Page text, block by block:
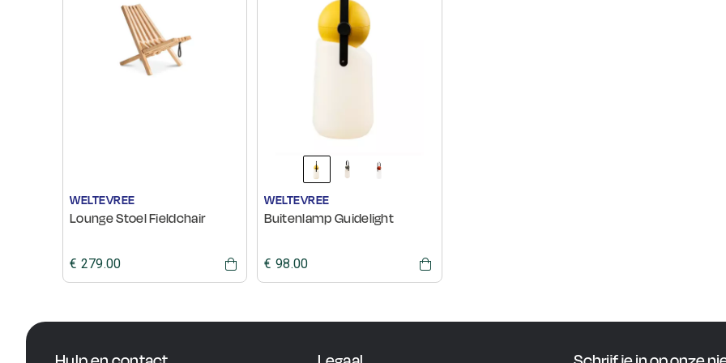
WELTEVREE
Lounge Stoel Fieldchair
€ 279.00
WELTEVREE
Buitenlamp Guidelight
€ 98.00